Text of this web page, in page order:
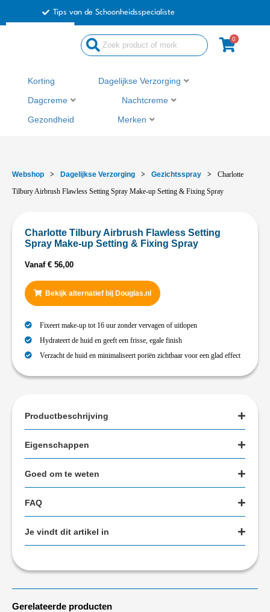
Tips van de Schoonheidsspecialiste
0
Korting Dagelijkse Verzorging
Dagcreme Nachtcreme
Gezondheid Merken
Webshop > Dagelijkse Verzorging > Gezichtsspray >
Charlotte
Tilbury Airbrush Flawless Setting Spray Make-up Setting & Fixing Spray
Charlotte Tilbury Airbrush Flawless Setting
Spray Make-up Setting & Fixing Spray
Vanaf € 56,00
Bekijk alternatief bij Douglas.nl
Fixeert make-up tot 16 uur zonder vervagen of uitlopen
Hydrateert de huid en geeft een frisse, egale finish
Verzacht de huid en minimaliseert poriën zichtbaar voor een glad effect
Productbeschrijving
Eigenschappen
Goed om te weten
FAQ
Je vindt dit artikel in
Gerelateerde producten